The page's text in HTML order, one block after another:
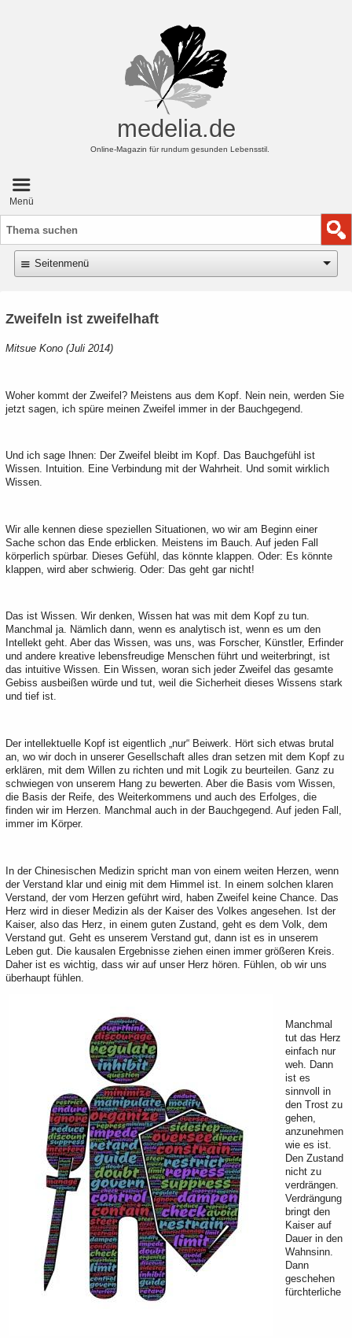
medelia.de
Online-Magazin für rundum gesunden Lebensstil.
Hauptmenü
Menü
Seitenmenü
Zweifeln ist zweifelhaft
Mitsue Kono (Juli 2014)
Woher kommt der Zweifel? Meistens aus dem Kopf. Nein nein, werden Sie
jetzt sagen, ich spüre meinen Zweifel immer in der Bauchgegend.
Und ich sage Ihnen: Der Zweifel bleibt im Kopf. Das Bauchgefühl ist
Wissen. Intuition. Eine Verbindung mit der Wahrheit. Und somit wirklich
Wissen.
Wir alle kennen diese speziellen Situationen, wo wir am Beginn einer
Sache schon das Ende erblicken. Meistens im Bauch. Auf jeden Fall
körperlich spürbar. Dieses Gefühl, das könnte klappen. Oder: Es könnte
klappen, wird aber schwierig. Oder: Das geht gar nicht!
Das ist Wissen. Wir denken, Wissen hat was mit dem Kopf zu tun.
Manchmal ja. Nämlich dann, wenn es analytisch ist, wenn es um den
Intellekt geht. Aber das Wissen, was uns, was Forscher, Künstler, Erfinder
und andere kreative lebensfreudige Menschen führt und weiterbringt, ist
das intuitive Wissen. Ein Wissen, woran sich jeder Zweifel das gesamte
Gebiss ausbeißen würde und tut, weil die Sicherheit dieses Wissens stark
und tief ist.
Der intellektuelle Kopf ist eigentlich „nur“ Beiwerk. Hört sich etwas brutal
an, wo wir doch in unserer Gesellschaft alles dran setzen mit dem Kopf zu
erklären, mit dem Willen zu richten und mit Logik zu beurteilen. Ganz zu
schwiegen von unserem Hang zu bewerten. Aber die Basis vom Wissen,
die Basis der Reife, des Weiterkommens und auch des Erfolges, die
finden wir im Herzen. Manchmal auch in der Bauchgegend. Auf jeden Fall,
immer im Körper.
In der Chinesischen Medizin spricht man von einem weiten Herzen, wenn
der Verstand klar und einig mit dem Himmel ist. In einem solchen klaren
Verstand, der vom Herzen geführt wird, haben Zweifel keine Chance. Das
Herz wird in dieser Medizin als der Kaiser des Volkes angesehen. Ist der
Kaiser, also das Herz, in einem guten Zustand, geht es dem Volk, dem
Verstand gut. Geht es unserem Verstand gut, dann ist es in unserem
Leben gut. Die kausalen Ergebnisse ziehen einen immer größeren Kreis.
Daher ist es wichtig, dass wir auf unser Herz hören. Fühlen, ob wir uns
überhaupt fühlen.
Manchmal
tut das Herz
einfach nur
weh. Dann
ist es
sinnvoll in
den Trost zu
gehen,
anzunehmen
wie es ist.
Den Zustand
nicht zu
verdrängen.
Verdrängung
bringt den
Kaiser auf
Dauer in den
Wahnsinn.
Dann
geschehen
fürchterliche